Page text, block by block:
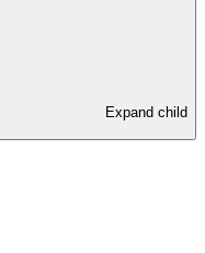
Expand child